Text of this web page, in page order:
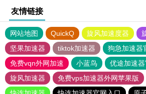
友情链接
网站地图 QuickQ 旋风加速度器
坚果加速器
tiktok加速器
狗急加速器
免费vqn外网加速
小蓝鸟 优途加速
旋风加速器
免费vps加速器外网苹果版